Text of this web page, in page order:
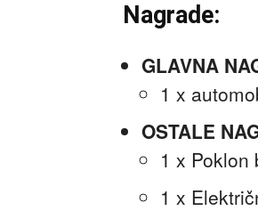
Nagrade:
GLAVNA
1 x
OSTALE
1 x Poklon
1 x